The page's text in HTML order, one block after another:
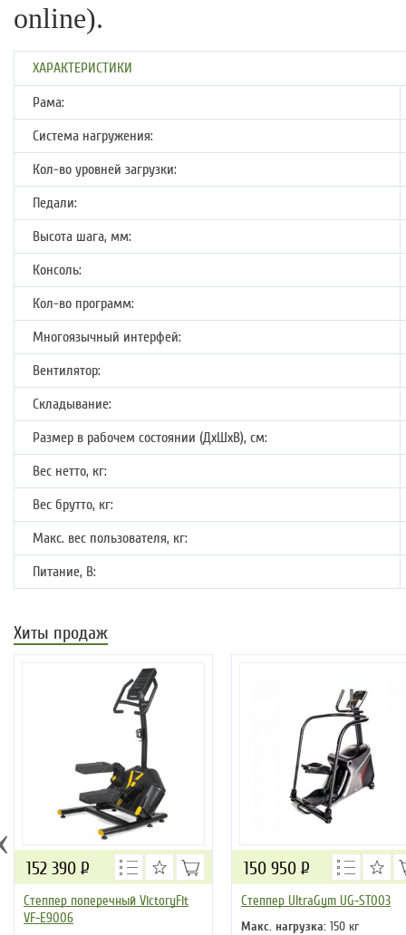
online).
ХАРАКТЕРИСТИКИ
Рама:
Система нагружения:
Кол-во уровней загрузки:
Педали:
Высота шага, мм:
Консоль:
Кол-во программ:
Многоязычный интерфей:
Вентилятор:
Складывание:
Размер в рабочем состоянии (ДхШхВ), см:
Вес нетто, кг:
Вес брутто, кг:
Макс. вес пользователя, кг:
Питание, В:
Хиты продаж
Степпер поперечный VictoryFit
VF-E9006
152 390 Р
Степпер UltraGym UG-ST003
Макс. нагрузка: 150 кг
150 950 Р